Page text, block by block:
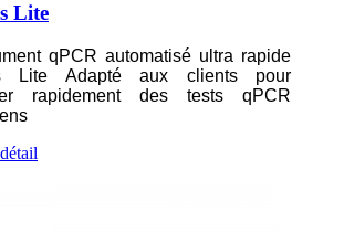
Lite
qPCR automatisé ultra rapide
Lite Adapté aux clients pour
rapidement des tests qPCR
détail